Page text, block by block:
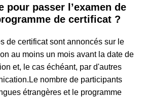
pour passer l’examen de
de certificat ?
de certificat sont annoncés sur le
au moins un mois avant la date de
et, le cas échéant, par d'autres
nombre de participants
étrangères et le programme